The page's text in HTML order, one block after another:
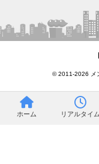
© 2011-2026 メ
ホーム リアルタイム